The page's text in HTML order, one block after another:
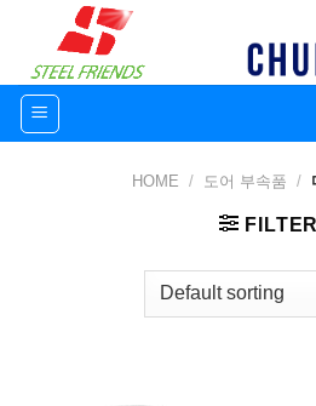
content
HOME / 도어 부속품 /
FILTER